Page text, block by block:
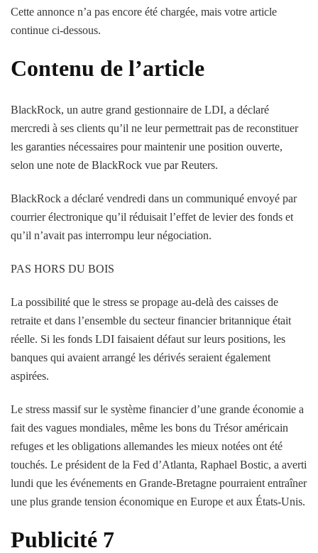
Cette annonce n’a pas encore été chargée, mais votre article
continue ci-dessous.
Contenu de l’article
BlackRock, un autre grand gestionnaire de LDI, a déclaré
mercredi à ses clients qu’il ne leur permettrait pas de reconstituer
les garanties nécessaires pour maintenir une position ouverte,
selon une note de BlackRock vue par Reuters.
BlackRock a déclaré vendredi dans un communiqué envoyé par
courrier électronique qu’il réduisait l’effet de levier des fonds et
qu’il n’avait pas interrompu leur négociation.
PAS HORS DU BOIS
La possibilité que le stress se propage au-delà des caisses de
retraite et dans l’ensemble du secteur financier britannique était
réelle. Si les fonds LDI faisaient défaut sur leurs positions, les
banques qui avaient arrangé les dérivés seraient également
aspirées.
Le stress massif sur le système financier d’une grande économie a
fait des vagues mondiales, même les bons du Trésor américain
refuges et les obligations allemandes les mieux notées ont été
touchés. Le président de la Fed d’Atlanta, Raphael Bostic, a averti
lundi que les événements en Grande-Bretagne pourraient entraîner
une plus grande tension économique en Europe et aux États-Unis.
Publicité 7